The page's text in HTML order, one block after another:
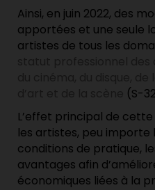
Ainsi, en juin 2022, des
apportées et une seule
artistes de tous les
(S-
L’effet principal de
les artistes, peu importe
conditions de pratique,
avantages afin
économiques liées à la